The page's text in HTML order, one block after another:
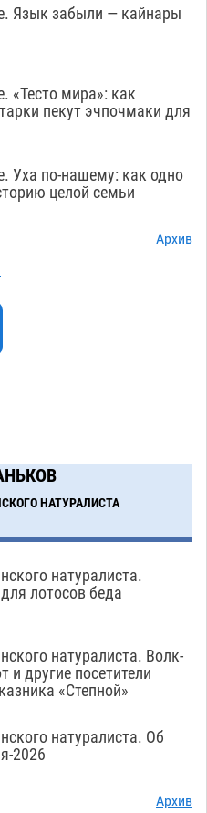
после пожара в
с крупной победы
Спартакиаде
невестка изрешетила
06.08
из Шереметьево
своих детей в июле
Загрузить еще
Язык забыли — кайнары
«Тесто мира»: как
пекут эчпочмаки для
Уха по-нашему: как одно
целой семьи
Архив
НАТУРАЛИСТА
натуралиста.
лотосов беда
натуралиста. Волк-
и другие посетители
«Степной»
натуралиста. Об
2026
Архив